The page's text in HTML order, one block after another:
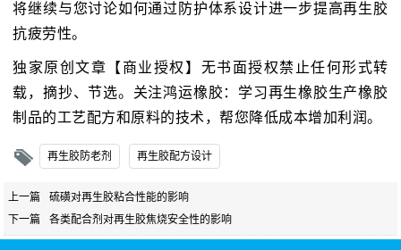
将继续与您讨论如何通过防护体系设计进一步提高再生胶
抗疲劳性。
独家原创文章【商业授权】无书面授权禁止任何形式转
载，摘抄、节选。关注鸿运橡胶：学习再生橡胶生产橡胶
制品的工艺配方和原料的技术，帮您降低成本增加利润。
再生胶防老剂 再生胶配方设计
上一篇
硫磺对再生胶粘合性能的影响
下一篇
各类配合剂对再生胶焦烧安全性的影响